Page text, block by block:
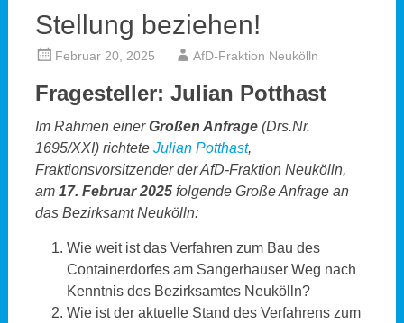
Stellung beziehen!
Februar 20, 2025 AfD-Fraktion Neukölln
Fragesteller: Julian Potthast
Im Rahmen einerGroßen Anfrage(Drs.Nr.
1695/XXI) richtete Julian Potthast,
Fraktionsvorsitzender der AfD-Fraktion Neukölln,
am 17. Februar 2025 folgende Große Anfrage an
das Bezirksamt Neukölln:
Wie weit ist das Verfahren zum Bau des
Containerdorfes am Sangerhauser Weg nach
Kenntnis des Bezirksamtes Neukölln?
Wie ist der aktuelle Stand des Verfahrens zum